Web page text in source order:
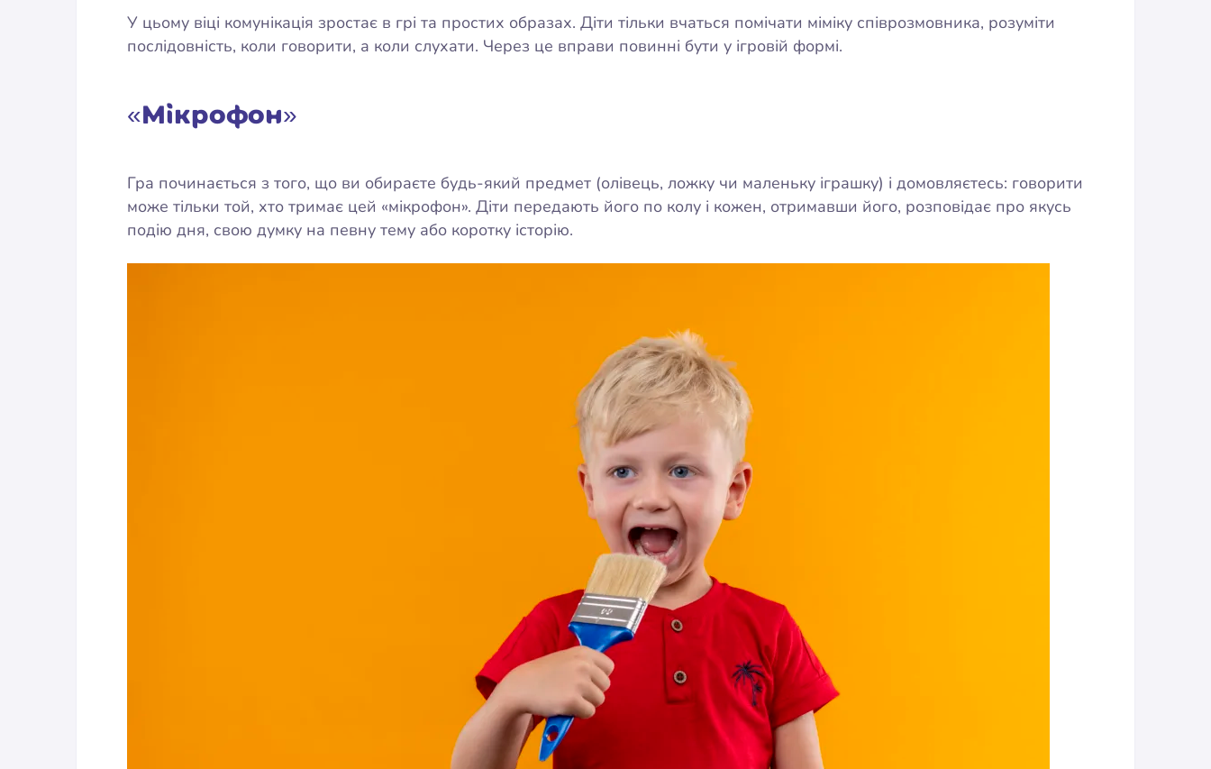
У цьому віці комунікація зростає в грі та простих образах. Діти тільки вчаться помічати міміку співрозмовника, розуміти
послідовність, коли говорити, а коли слухати. Через це вправи повинні бути у ігровій формі.
«Мікрофон»
Гра починається з того, що ви обираєте будь-який предмет (олівець, ложку чи маленьку іграшку) і домовляєтесь: говорити
може тільки той, хто тримає цей «мікрофон». Діти передають його по колу і кожен, отримавши його, розповідає про якусь
подію дня, свою думку на певну тему або коротку історію.